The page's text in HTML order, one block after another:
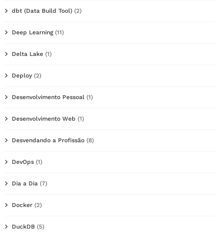
dbt (Data Build Tool) (2)
Deep Learning(11)
Delta Lake (1)
Deploy (2)
Desenvolvimento Pessoal (1)
Desenvolvimento Web (1)
Desvendando a Profissão (8)
DevOps (1)
Dia a Dia (7)
Docker (2)
DuckDB (5)